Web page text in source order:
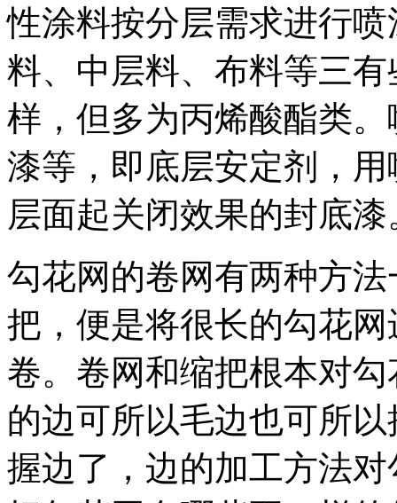
性涂料按分层需求进行
料、中层料、布料等三
样，但多为丙烯酸酯类
漆等，即底层安定剂，
层面起关闭效果的封底漆
勾花网的卷网有两种方
把，便是将很长的勾花
卷。卷网和缩把根本对
的边可所以毛边也可所
握边了，边的加工方法